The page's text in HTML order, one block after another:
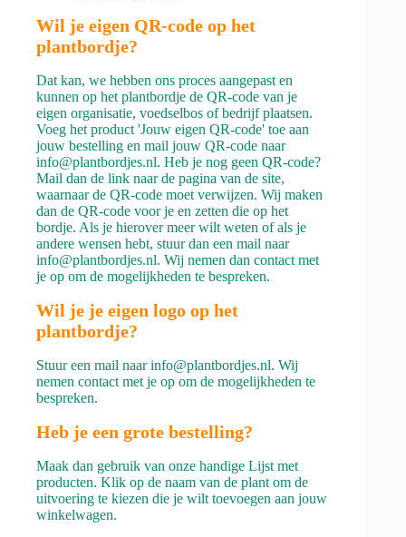
Wil je eigen QR-code op het
plantbordje?
Dat kan, we hebben ons proces aangepast en
kunnen op het plantbordje de QR-code van je
eigen organisatie, voedselbos of bedrijf plaatsen.
Voeg het product 'Jouw eigen QR-code' toe aan
jouw bestelling en mail jouw QR-code naar
info@plantbordjes.nl. Heb je nog geen QR-code?
Mail dan de link naar de pagina van de site,
waarnaar de QR-code moet verwijzen. Wij maken
dan de QR-code voor je en zetten die op het
bordje. Als je hierover meer wilt weten of als je
andere wensen hebt, stuur dan een mail naar
info@plantbordjes.nl. Wij nemen dan contact met
je op om de mogelijkheden te bespreken.
Wil je je eigen logo op het
plantbordje?
Stuur een mail naar info@plantbordjes.nl. Wij
nemen contact met je op om de mogelijkheden te
bespreken.
Heb je een grote bestelling?
Maak dan gebruik van onze handige Lijst met
producten. Klik op de naam van de plant om de
uitvoering te kiezen die je wilt toevoegen aan jouw
winkelwagen.